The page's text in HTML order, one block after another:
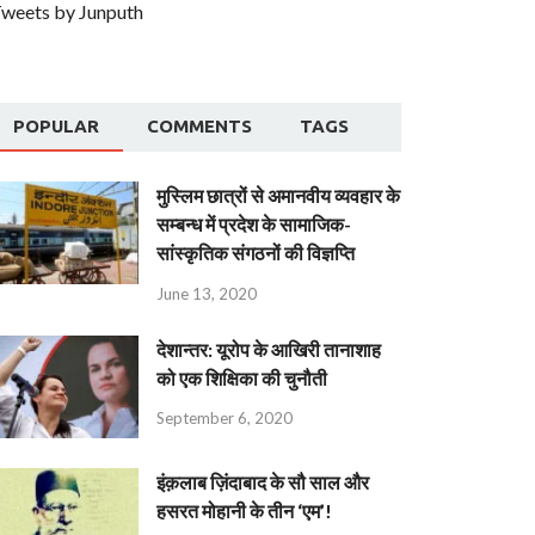
by Junputh
POPULAR COMMENTS TAGS
मुस्लिम छात्रों से अमानवीय व्यवहार के
सम्बन्ध में प्रदेश के सामाजिक-
सांस्कृतिक संगठनों की विज्ञप्ति
June 13, 2020
देशान्‍तर: यूरोप के आखिरी तानाशाह
को एक शिक्षिका की चुनौती
September 6, 2020
इंक़लाब ज़िंदाबाद के सौ साल और
हसरत मोहानी के तीन ‘एम’!